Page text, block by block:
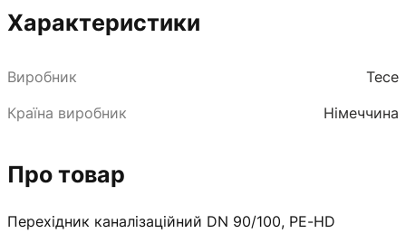
Характеристики
Виробник
Tece
Країна виробник
Німеччина
Про товар
Перехідник каналізаційний DN 90/100, PE-HD